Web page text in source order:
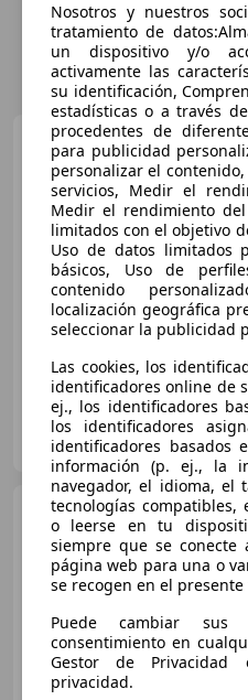
01/2023 81.000 km
FLEXICAR SAN FERNANDO
ES-28830 San Fernando de
01/2021
Nosotros y nuestros
tratamiento de
un dispositivo y/o
activamente las
su identificación,
estadísticas o a través
procedentes de
para publicidad
personalizar el
servicios, Medir el
Medir el rendimiento
limitados con el objetivo
Uso de datos limitados
básicos, Uso de
contenido
localización geográfica
seleccionar la publicidad
Las cookies, los
identificadores online de
ej., los identificadores
los identificadores
identificadores
información (p. ej., la
navegador, el idioma, el
tecnologías compatibles,
o leerse en tu
siempre que se
página web para una o
se recogen en el presente
Puede cambiar
consentimiento en
Gestor de
privacidad.